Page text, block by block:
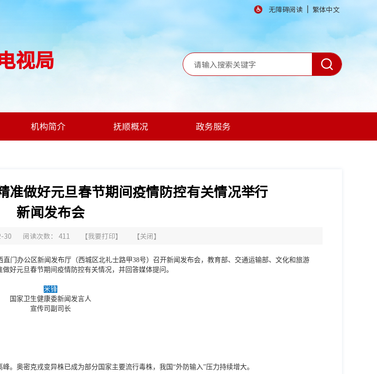
无障碍阅读 | 繁体中文
视局
机构简介 抚顺概况 政务服务
准做好元旦春节期间疫情防控有关情况举行
新闻发布会
30 阅读次数： 411 【我要打印】 【关闭】
门办公区新闻发布厅（西城区北礼士路甲38号）召开新闻发布会，教育部、交通运输部、文化和旅游
好元旦春节期间疫情防控有关情况，并回答媒体提问。
米锋
国家卫生健康委新闻发言人
宣传司副司长
。奥密克戎变异株已成为部分国家主要流行毒株，我国“外防输入”压力持续增大。